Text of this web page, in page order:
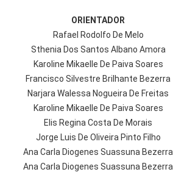
ORIENTADOR
Rafael Rodolfo De Melo
Sthenia Dos Santos Albano Amora
Karoline Mikaelle De Paiva Soares
Francisco Silvestre Brilhante Bezerra
Narjara Walessa Nogueira De Freitas
Karoline Mikaelle De Paiva Soares
Elis Regina Costa De Morais
Jorge Luis De Oliveira Pinto Filho
Ana Carla Diogenes Suassuna Bezerra
Ana Carla Diogenes Suassuna Bezerra